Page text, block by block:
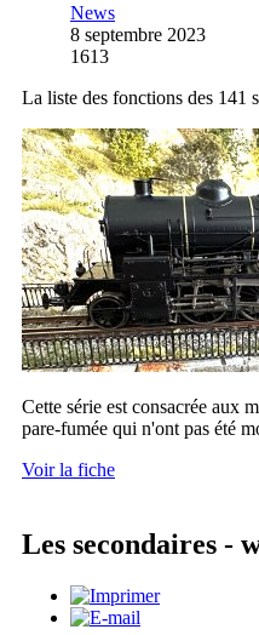
News
8 septembre 2023
1613
La liste des fonctions des 141
Cette série est consacrée aux
pare-fumée qui n'ont pas été
Voir la fiche
Les secondaires -